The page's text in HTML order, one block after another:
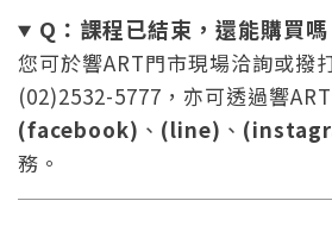
您將收到一封Email，請依照信件
入。
系統偵測到您的帳號重複登
點擊下方「確定」將前一位使用
Q：課程已結束，還能購買嗎
您可於響ART門市現場洽詢或撥
(02)2532-5777，亦可透過響
(facebook) 、 (line) 、
務。